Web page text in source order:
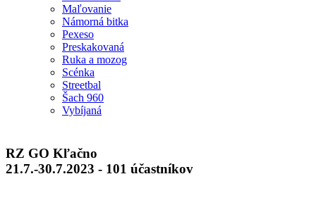
Maľovanie
Námorná bitka
Pexeso
Preskakovaná
Ruka a mozog
Scénka
Streetbal
Šach 960
Vybíjaná
RZ GO Kľačno
21.7.-30.7.2023 - 101 účastníkov